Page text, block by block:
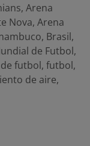
, Arena
Nova, Arena
, Brasil,
de Futbol,
futbol, futbol,
de aire,